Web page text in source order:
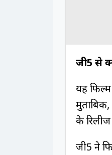
जी5 से
यह फिल्म
के रिलीज
जी5 ने